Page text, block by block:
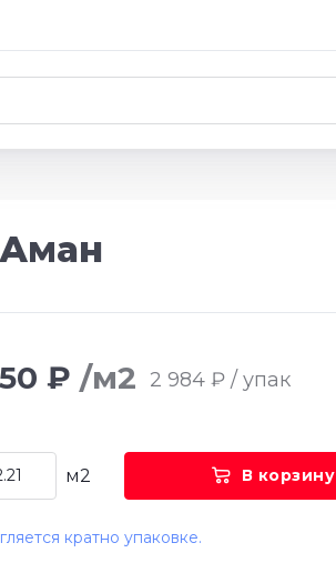
₽ /м2 2 984 ₽ / упак
м2 В корзину
кратно упаковке.